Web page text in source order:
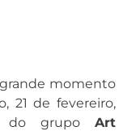
grande momento
21 de fevereiro,
do grupo Art